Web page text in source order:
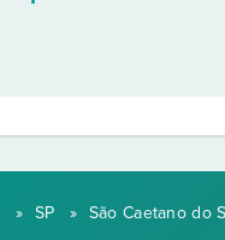
» SP » São Caetano do